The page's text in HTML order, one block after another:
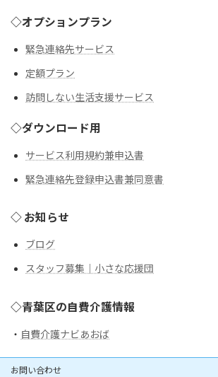
◇オプションプラン
緊急連絡先サービス
定額プラン
訪問しない生活支援サービス
◇ダウンロード用
サービス利用規約兼申込書
緊急連絡先登録申込書兼同意書
◇ お知らせ
ブログ
スタッフ募集｜小さな応援団
◇青葉区の自費介護情報
・ 自費介護ナビあおば
お問い合わせ